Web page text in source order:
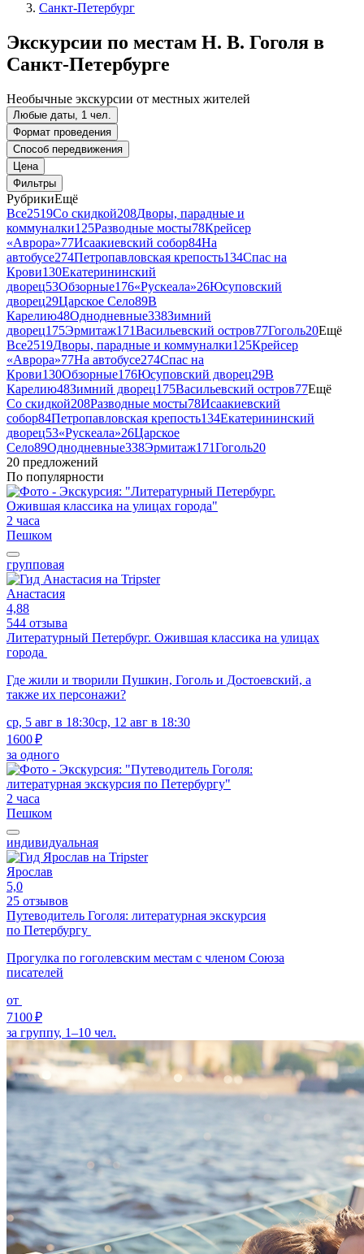
Санкт-Петербург
Экскурсии по местам Н. В. Гоголя в
Санкт-Петербурге
Необычные экскурсии от местных жителей
Любые даты, 1 чел.
Формат проведения
Способ передвижения
Цена
Фильтры
РубрикиЕщё
Все2519Со скидкой208Дворы, парадные и
коммуналки125Разводные мосты78Крейсер
«Аврора»77Исаакиевский собор84На
автобусе274Петропавловская крепость134Спас на
Крови130Екатерининский
дворец53Обзорные176«Рускеала»26Юсуповский
дворец29Царское Село89В
Карелию48Однодневные338Зимний
дворец175Эрмитаж171Васильевский остров77Гоголь20Ещё
Все2519Дворы, парадные и коммуналки125Крейсер
«Аврора»77На автобусе274Спас на
Крови130Обзорные176Юсуповский дворец29В
Карелию48Зимний дворец175Васильевский остров77Ещё
Со скидкой208Разводные мосты78Исаакиевский
собор84Петропавловская крепость134Екатерининский
дворец53«Рускеала»26Царское
Село89Однодневные338Эрмитаж171Гоголь20
20 предложений
По популярности
2 часа
Пешком
групповая
Анастасия
4,88
544 отзыва
Литературный Петербург. Ожившая классика на улицах
города
Где жили и творили Пушкин, Гоголь и Достоевский, а
также их персонажи?
ср, 5 авг в 18:30ср, 12 авг в 18:30
1600 ₽
за одного
2 часа
Пешком
индивидуальная
Ярослав
5,0
25 отзывов
Путеводитель Гоголя: литературная экскурсия
по Петербургу
Прогулка по гоголевским местам с членом Союза
писателей
от
7100 ₽
за группу, 1–10 чел.